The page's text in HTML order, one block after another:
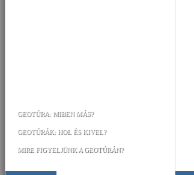
GEOTÚRA: MIBEN MÁS?
GEOTÚRÁK: HOL ÉS KIVEL?
MIRE FIGYELJÜNK A GEOTÚRÁN?